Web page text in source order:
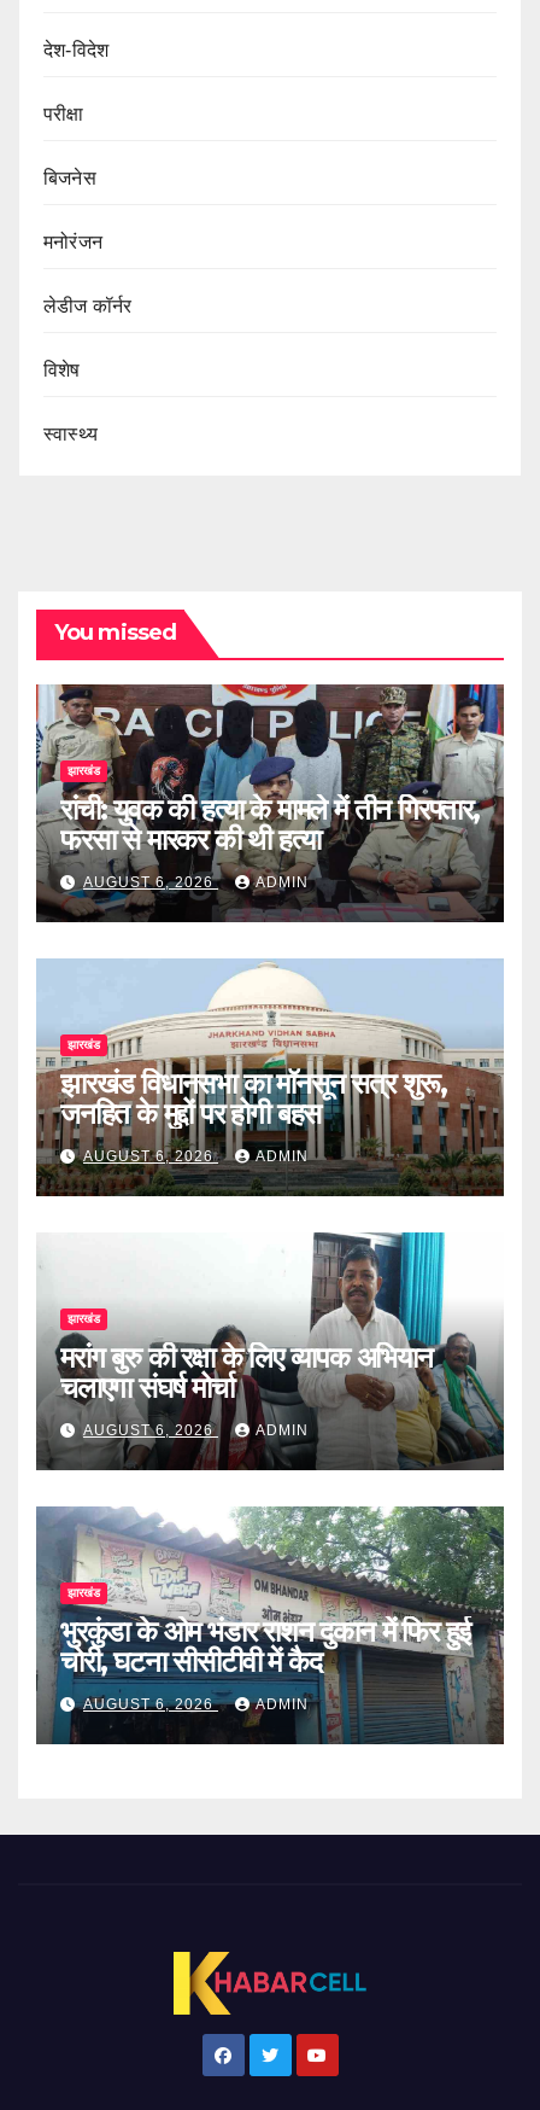
देश-विदेश
परीक्षा
बिजनेस
मनोरंजन
लेडीज कॉर्नर
विशेष
स्वास्थ्य
You missed
झारखंड
रांची: युवक की हत्या के मामले में तीन गिरफ्तार,
फरसा से मारकर की थी हत्या
AUGUST 6, 2026 ADMIN
झारखंड
झारखंड विधानसभा का मॉनसून सत्र शुरू,
जनहित के मुद्दों पर होगी बहस
AUGUST 6, 2026 ADMIN
झारखंड
मरांग बुरु की रक्षा के लिए व्यापक अभियान
चलाएगा संघर्ष मोर्चा
AUGUST 6, 2026 ADMIN
झारखंड
भुरकुंडा के ओम भंडार राशन दुकान में फिर हुई
चोरी, घटना सीसीटीवी में कैद
AUGUST 6, 2026 ADMIN